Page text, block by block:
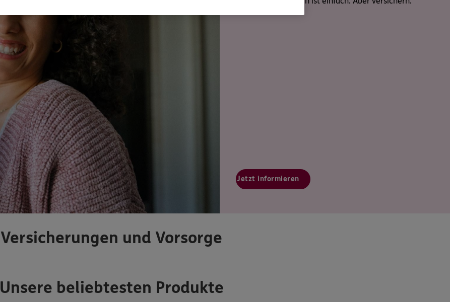
Jetzt informieren
Versicherungen und Vorsorge
Unsere beliebtesten Produkte